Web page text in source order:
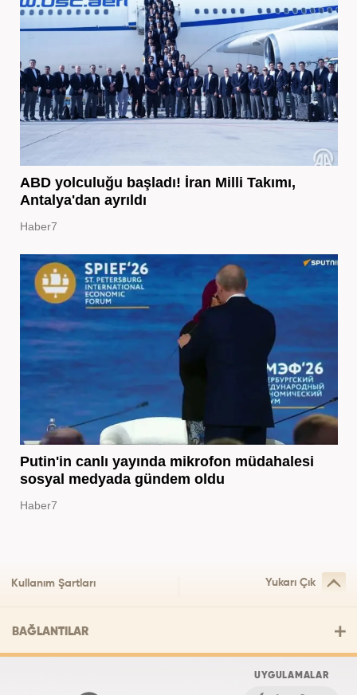
ABD yolculuğu başladı! İran Milli Takımı,
Antalya'dan ayrıldı
Haber7
Putin'in canlı yayında mikrofon müdahalesi
sosyal medyada gündem oldu
Haber7
Kullanım Şartları Yukarı Çık
BAĞLANTILAR
UYGULAMALAR